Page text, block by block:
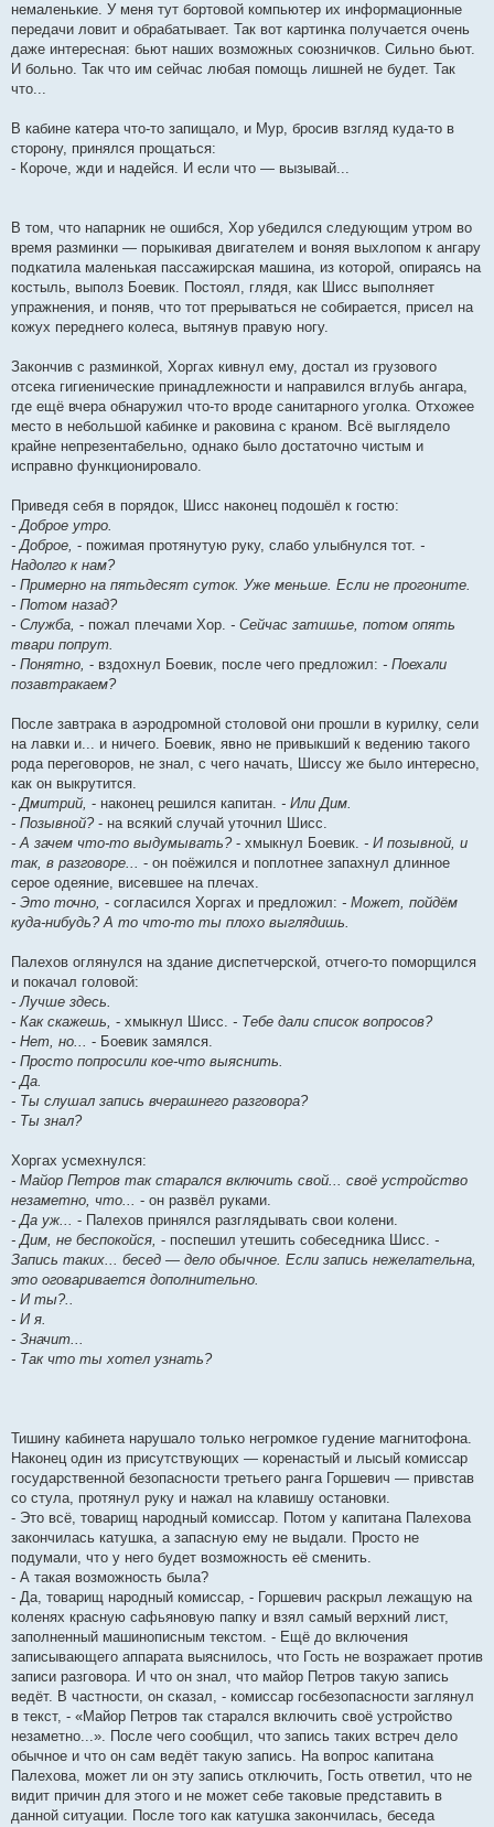
немаленькие. У меня тут бортовой компьютер их информационные
передачи ловит и обрабатывает. Так вот картинка получается очень
даже интересная: бьют наших возможных союзничков. Сильно бьют.
И больно. Так что им сейчас любая помощь лишней не будет. Так
что...
В кабине катера что-то запищало, и Мур, бросив взгляд куда-то в
сторону, принялся прощаться:
- Короче, жди и надейся. И если что — вызывай...
В том, что напарник не ошибся, Хор убедился следующим утром во
время разминки — порыкивая двигателем и воняя выхлопом к ангару
подкатила маленькая пассажирская машина, из которой, опираясь на
костыль, выполз Боевик. Постоял, глядя, как Шисс выполняет
упражнения, и поняв, что тот прерываться не собирается, присел на
кожух переднего колеса, вытянув правую ногу.
Закончив с разминкой, Хоргах кивнул ему, достал из грузового
отсека гигиенические принадлежности и направился вглубь ангара,
где ещё вчера обнаружил что-то вроде санитарного уголка. Отхожее
место в небольшой кабинке и раковина с краном. Всё выглядело
крайне непрезентабельно, однако было достаточно чистым и
исправно функционировало.
Приведя себя в порядок, Шисс наконец подошёл к гостю:
- Доброе утро.
- Доброе, - пожимая протянутую руку, слабо улыбнулся тот. -
Надолго к нам?
- Примерно на пятьдесят суток. Уже меньше. Если не прогоните.
- Потом назад?
- Служба, - пожал плечами Хор. - Сейчас затишье, потом опять
твари попрут.
- Понятно, - вздохнул Боевик, после чего предложил: - Поехали
позавтракаем?
После завтрака в аэродромной столовой они прошли в курилку, сели
на лавки и... и ничего. Боевик, явно не привыкший к ведению такого
рода переговоров, не знал, с чего начать, Шиссу же было интересно,
как он выкрутится.
- Дмитрий, - наконец решился капитан. - Или Дим.
- Позывной?- на всякий случай уточнил Шисс.
- А зачем что-то выдумывать?- хмыкнул Боевик. - И позывной, и
так, в разговоре... - он поёжился и поплотнее запахнул длинное
серое одеяние, висевшее на плечах.
- Это точно, - согласился Хоргах и предложил: - Может, пойдём
куда-нибудь? А то что-то ты плохо выглядишь.
Палехов оглянулся на здание диспетчерской, отчего-то поморщился
и покачал головой:
- Лучше здесь.
- Как скажешь, - хмыкнул Шисс. - Тебе дали список вопросов?
- Нет, но... - Боевик замялся.
- Просто попросили кое-что выяснить.
- Да.
- Ты слушал запись вчерашнего разговора?
- Ты знал?
Хоргах усмехнулся:
- Майор Петров так старался включить свой... своё устройство
незаметно, что... - он развёл руками.
- Да уж... - Палехов принялся разглядывать свои колени.
- Дим, не беспокойся, - поспешил утешить собеседника Шисс. -
Запись таких... бесед — дело обычное. Если запись нежелательна,
это оговаривается дополнительно.
- И ты?..
- И я.
- Значит...
- Так что ты хотел узнать?
Тишину кабинета нарушало только негромкое гудение магнитофона.
Наконец один из присутствующих — коренастый и лысый комиссар
государственной безопасности третьего ранга Горшевич — привстав
со стула, протянул руку и нажал на клавишу остановки.
- Это всё, товарищ народный комиссар. Потом у капитана Палехова
закончилась катушка, а запасную ему не выдали. Просто не
подумали, что у него будет возможность её сменить.
- А такая возможность была?
- Да, товарищ народный комиссар, - Горшевич раскрыл лежащую на
коленях красную сафьяновую папку и взял самый верхний лист,
заполненный машинописным текстом. - Ещё до включения
записывающего аппарата выяснилось, что Гость не возражает против
записи разговора. И что он знал, что майор Петров такую запись
ведёт. В частности, он сказал, - комиссар госбезопасности заглянул
в текст, - «Майор Петров так старался включить своё устройство
незаметно...». После чего сообщил, что запись таких встреч дело
обычное и что он сам ведёт такую запись. На вопрос капитана
Палехова, может ли он эту запись отключить, Гость ответил, что не
видит причин для этого и не может себе таковые представить в
данной ситуации. После того как катушка закончилась, беседа